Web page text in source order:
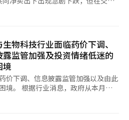
消费是为员工和主要客户购买礼品的
差过程中产生的。公司反驳称，报道
，这些资料可能构成名誉侵害。”
东国会长等特定势力的关联。他表
并称“（法人卡使用情况）是关心
史新高，但
韩元。今年上半年销售额为7216亿
韩美制药去年销售额为1.5475万亿
为主，而非AI半导体。 尤其是以
以及三星生物制剂、Celltrion等生
趋势已结束，个别股票的差异化行情
时出现。个人投资者以半导体为中
生物为中心，投资对象的多样化趋势
能（AI）系统翻译与编辑。
全受外部流动性的变化影响，政策
”他们认为，具备全球竞争优势的高
谷、通宇通讯等股票涨停。英伟达
作伙伴，这一消息成为利好。英伟
态系统，帮助中国合作伙伴制造6G
接入网）基站并销售到海外市场。
普赛斯、瑞康医药等股票涨停。消息
的候选物质许可证海外销售规模达到
，这推动了生物股的整体上涨。此
济神州上调了年度经营业绩预期，也
进行低价买入。相反，外资则净卖
表现不
电机（3.99%）、LG能源解决方案
2.77%）、KB金融（2.51%）、汉华
反，SK海力士（-4.88%）、SK广
则下跌。 Kosdaq指数收
跌2.86点（0.36%）。该指数开盘时
物科技行业面临药价下调、
露监管加强及投资情绪低迷的
境
价下调、信息披露监管加强以及由此
从本月起
和专利到期药品的最高定价比例从原